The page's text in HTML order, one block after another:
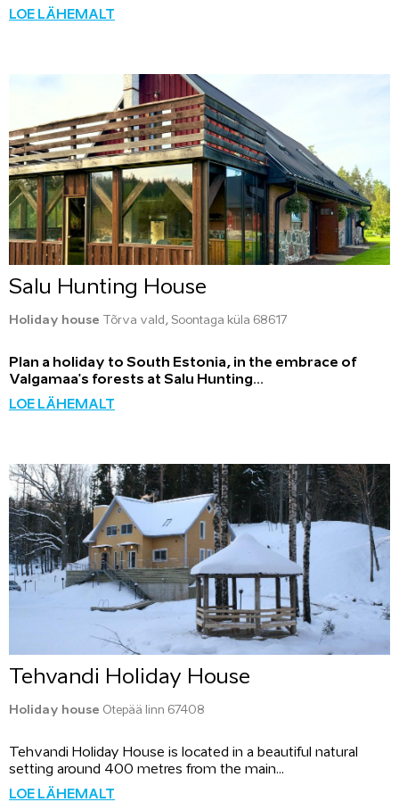
LOE LÄHEMALT
Salu Hunting House
Holiday house Tõrva vald, Soontaga küla 68617
Plan a holiday to South Estonia, in the embrace of
Valgamaa's forests at Salu Hunting...
LOE LÄHEMALT
Tehvandi Holiday House
Holiday house Otepää linn 67408
Tehvandi Holiday House is located in a beautiful natural
setting around 400 metres from the main...
LOE LÄHEMALT